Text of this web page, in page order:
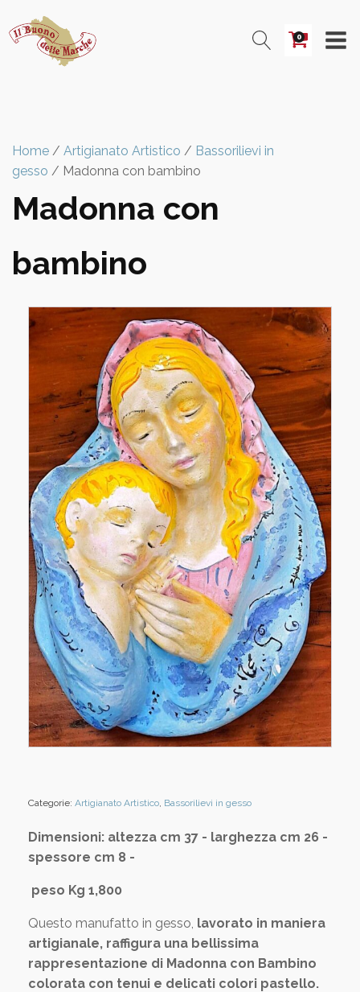
0
Home / Artigianato Artistico / Bassorilievi in
gesso / Madonna con bambino
Madonna con
bambino
Categorie: Artigianato Artistico, Bassorilievi in gesso
Dimensioni: altezza cm 37 - larghezza cm 26 -
spessore cm 8 -
peso Kg 1,800
Questo manufatto in gesso, lavorato in maniera
artigianale, raffigura una bellissima
rappresentazione di Madonna con Bambino
colorata con tenui e delicati colori pastello.